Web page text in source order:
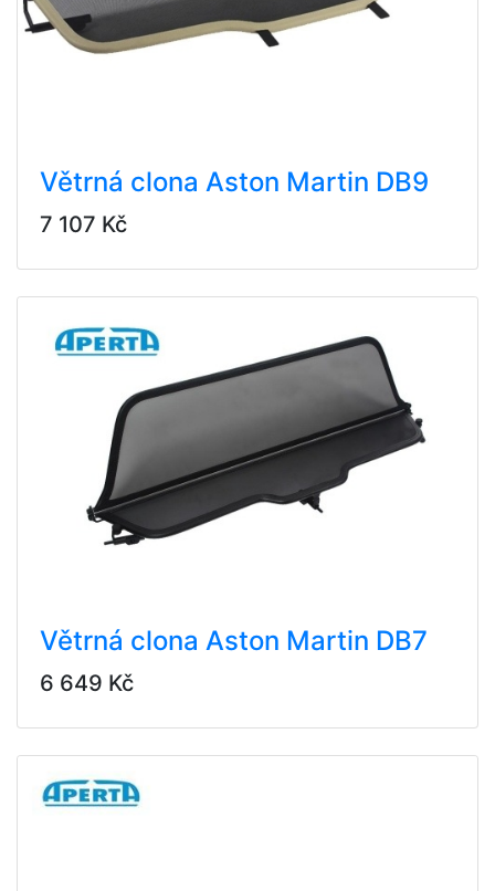
Větrná clona Aston Martin DB9
7 107 Kč
Větrná clona Aston Martin DB7
6 649 Kč